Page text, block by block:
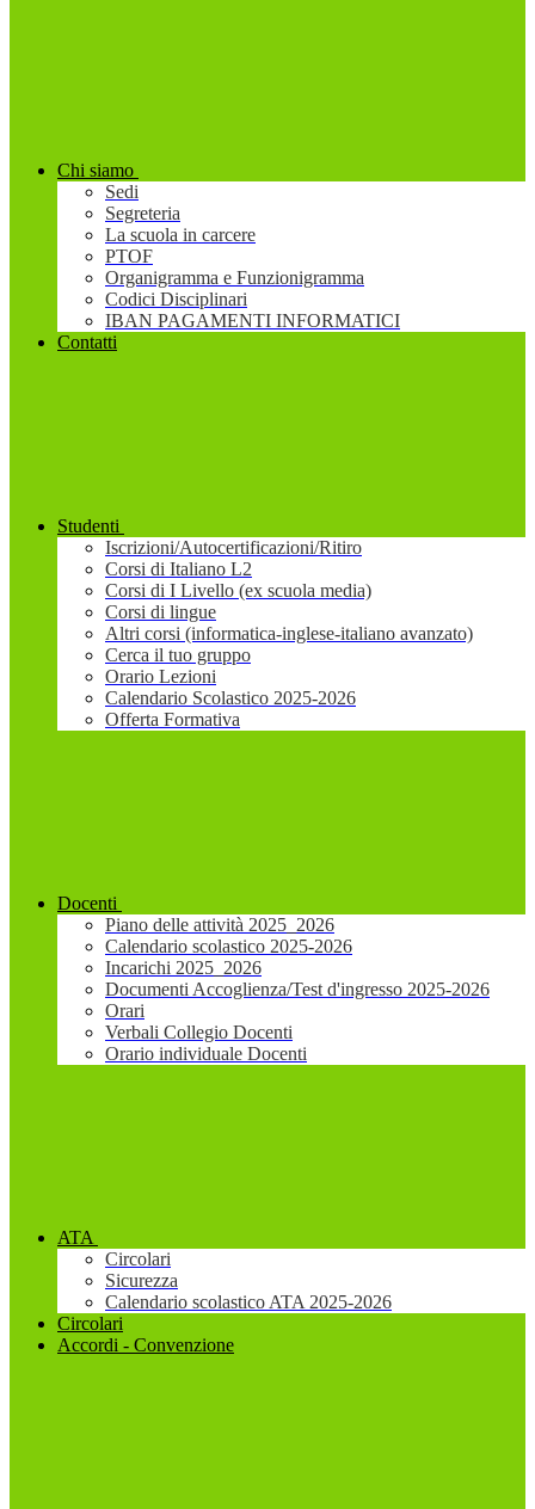
Chi siamo
Sedi
Segreteria
La scuola in carcere
PTOF
Organigramma e Funzionigramma
Codici Disciplinari
IBAN PAGAMENTI INFORMATICI
Contatti
Studenti
Iscrizioni/Autocertificazioni/Ritiro
Corsi di Italiano L2
Corsi di I Livello (ex scuola media)
Corsi di lingue
Altri corsi (informatica-inglese-italiano avanzato)
Cerca il tuo gruppo
Orario Lezioni
Calendario Scolastico 2025-2026
Offerta Formativa
Docenti
Piano delle attività 2025_2026
Calendario scolastico 2025-2026
Incarichi 2025_2026
Documenti Accoglienza/Test d'ingresso 2025-2026
Orari
Verbali Collegio Docenti
Orario individuale Docenti
ATA
Circolari
Sicurezza
Calendario scolastico ATA 2025-2026
Circolari
Accordi - Convenzione